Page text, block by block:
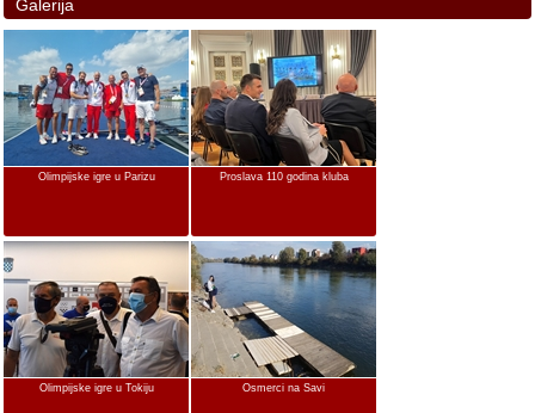
Galerija
Olimpijske igre u Parizu Proslava 110 godina kluba
Olimpijske igre u Tokiju Osmerci na Savi